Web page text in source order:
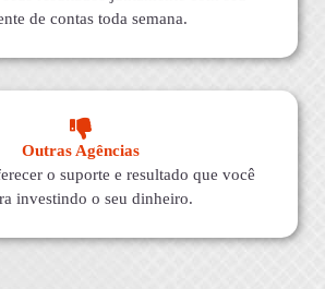
de contas toda semana.
Outras Agências
o suporte e resultado que você
investindo o seu dinheiro.